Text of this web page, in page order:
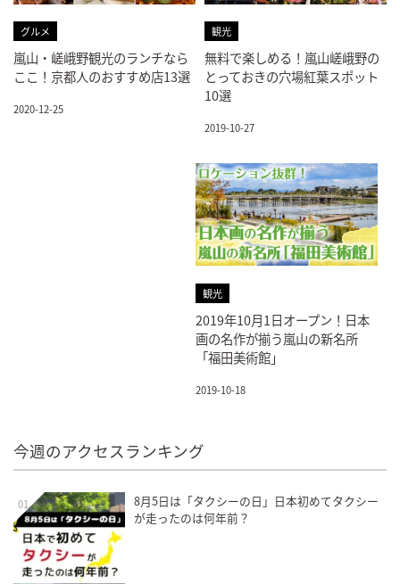
グルメ
嵐山・嵯峨野観光のランチなら
ここ！京都人のおすすめ店13選
2020-12-25
観光
無料で楽しめる！嵐山嵯峨野の
とっておきの穴場紅葉スポット
10選
2019-10-27
観光
2019年10月1日オープン！日本
画の名作が揃う嵐山の新名所
「福田美術館」
2019-10-18
今週のアクセスランキング
01
8月5日は「タクシーの日」日本初めてタクシー
が走ったのは何年前？